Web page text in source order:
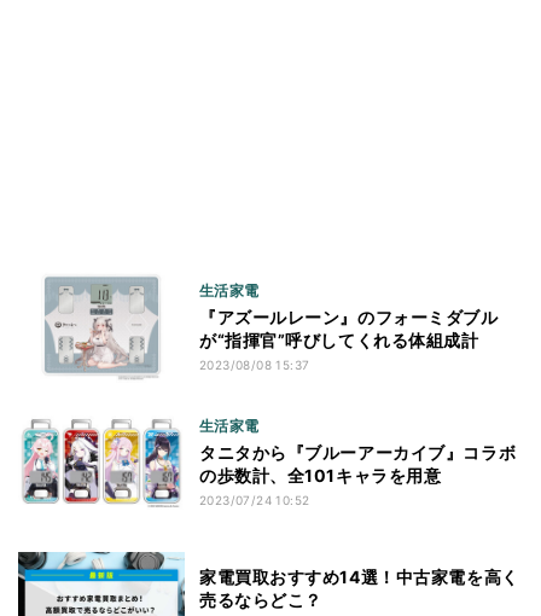
生活家電
『アズールレーン』のフォーミダブル
が“指揮官”呼びしてくれる体組成計
2023/08/08 15:37
生活家電
タニタから『ブルーアーカイブ』コラボ
の歩数計、全101キャラを用意
2023/07/24 10:52
家電買取おすすめ14選！中古家電を高く
売るならどこ？